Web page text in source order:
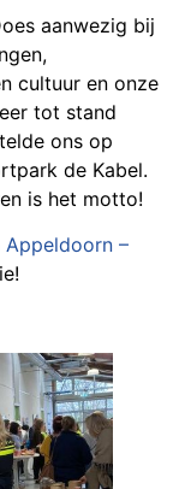
aanwezig bij
cultuur en onze
tot stand
ons op
de Kabel.
is het motto!
Appeldoorn –